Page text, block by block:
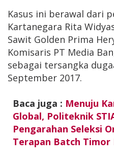
Kasus ini berawal dari
Kartanegara Rita
Sawit Golden Prima
Komisaris PT Media
sebagai tersangka
September 2017.
Baca juga : Menuju
Global, Politeknik
Pengarahan Seleksi
Terapan Batch Timor